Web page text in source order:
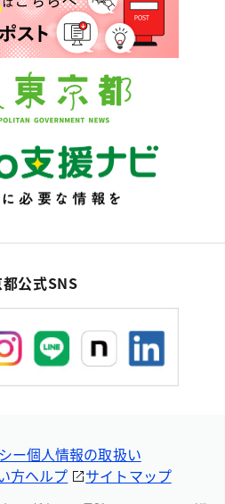
公式SNS
ー個人情報の取扱い
方ヘルプ サイトマップ